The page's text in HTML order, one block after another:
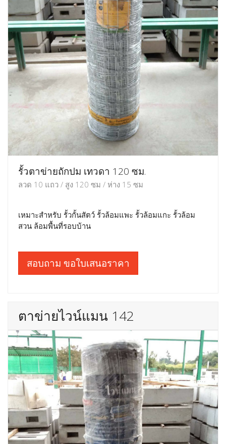
รั้วตาข่ายถักปม เทวดา 120 ซม.
ลวด 10 แถว / สูง 120 ซม / ห่าง 15 ซม
เหมาะสำหรับ รั้วกั้นสัตว์ รั้วล้อมแพะ รั้วล้อมแกะ รั้วล้อม
สวน ล้อมพื้นที่รอบบ้าน
สอบถาม ขอใบเสนอราคา
ตาข่ายไวน์แมน 142